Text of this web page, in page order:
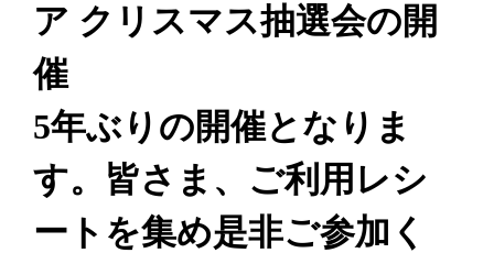
ア クリスマス抽選会の開
催
5年ぶりの開催となりま
す。皆さま、ご利用レシ
ートを集め是非ご参加く